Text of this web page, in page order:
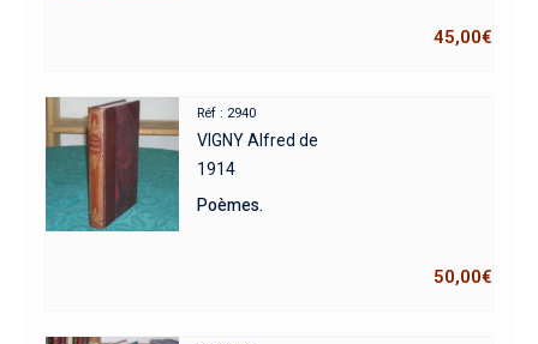
45,00€
Réf : 2940
VIGNY Alfred de
1914
Poèmes.
50,00€